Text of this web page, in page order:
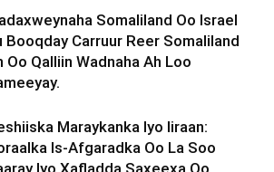
Somaliland Oo Israel
Booqday Carruur Reer Somaliland
Oo Qalliin Wadnaha Ah Loo
Maraykanka Iyo Iiraan:
Is-Afgaradka Oo La Soo
Iyo Xafladda Saxeexa Oo